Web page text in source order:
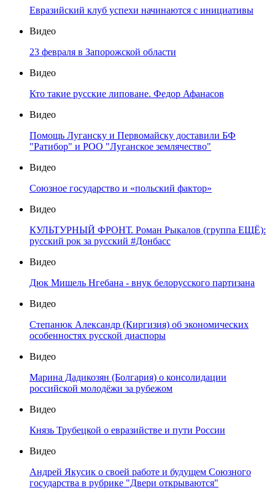
Евразийский клуб успехи начинаются с инициативы
Видео
23 февраля в Запорожской области
Видео
Кто такие русские липоване. Федор Афанасов
Видео
Помощь Луганску и Первомайску доставили БФ
"Ратибор" и РОО "Луганское землячество"
Видео
Союзное государство и «польский фактор»
Видео
КУЛЬТУРНЫЙ ФРОНТ. Роман Рыкалов (группа ЕЩЁ):
русский рок за русский #Донбасс
Видео
Дюк Мишель Нгебана - внук белорусского партизана
Видео
Степанюк Александр (Киргизия) об экономических
особенностях русской диаспоры
Видео
Марина Дадикозян (Болгария) о консолидации
российской молодёжи за рубежом
Видео
Князь Трубецкой о евразийстве и пути России
Видео
Андрей Якусик о своей работе и будущем Союзного
государства в рубрике "Двери открываются"